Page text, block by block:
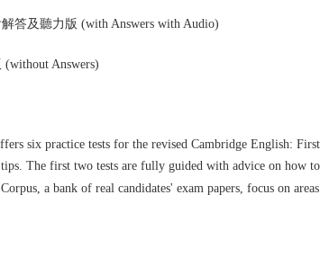
答及聽力版 (with Answers with Audio)
Answers)
six practice tests for the revised Cambridge English:
The first two tests are fully guided with advice on how
a bank of real candidates' exam papers, focus on